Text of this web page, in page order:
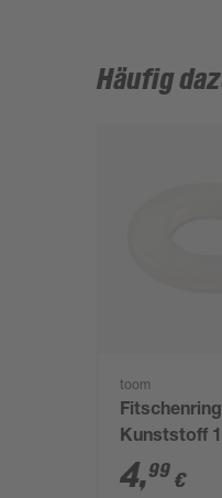
Häufig
toom
Kunststoff
mm 18 Stück
4,99 €